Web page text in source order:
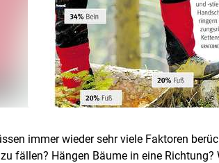
immer wieder sehr viele Faktoren
fällen? Hängen Bäume in eine